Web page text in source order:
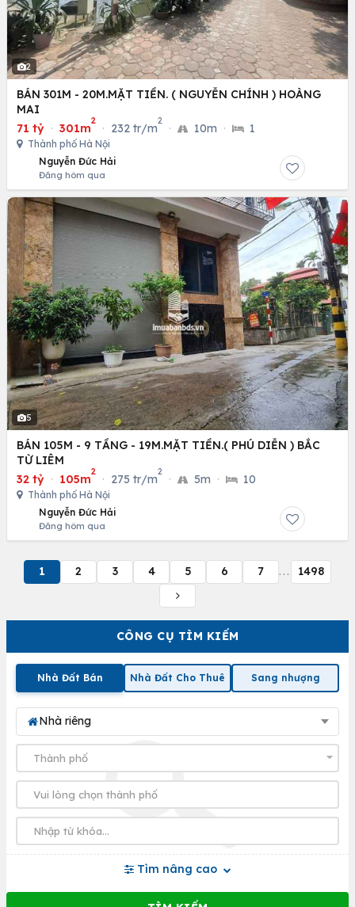
CÔNG CỤ TÌM KIẾM
Nhà Đất Bán Nhà Đất Cho Thuê Sang nhượng
Nhà riêng
Tìm nâng cao
2
BÁN 301M - 20M.MẶT TIỀN. ( NGUYỄN CHÍNH ) HOÀNG
MAI
71 tỷ · 301m
2
· 232 tr/m
2
· 10m · 1
Thành phố Hà Nội
Nguyễn Đức Hải
Đăng hôm qua
5
BÁN 105M - 9 TẦNG - 19M.MẶT TIỀN.( PHÚ DIỄN ) BẮC
TỪ LIÊM
32 tỷ · 105m
2
· 275 tr/m
2
· 5m · 10
Thành phố Hà Nội
Nguyễn Đức Hải
Đăng hôm qua
1 2 3 4 5 6 7 ... 1498